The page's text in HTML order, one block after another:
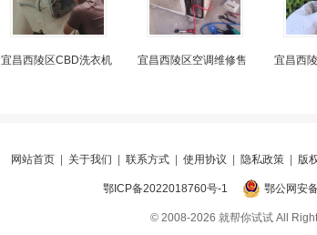
宜昌西陵区CBD洗衣机 宜昌西陵区空调维修售 宜昌西
网站首页 关于我们 联系方式 使用协议 隐私政策 版
鄂ICP备2022018760号-1 鄂公网安
© 2008-2026 就帮你试试 All